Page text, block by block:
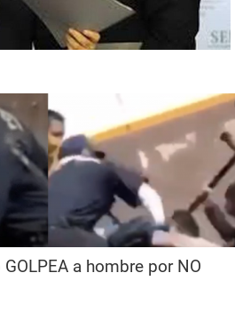
a hombre por NO